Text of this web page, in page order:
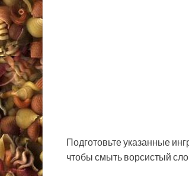
Подготовьте указанные
чтобы смыть ворсистый